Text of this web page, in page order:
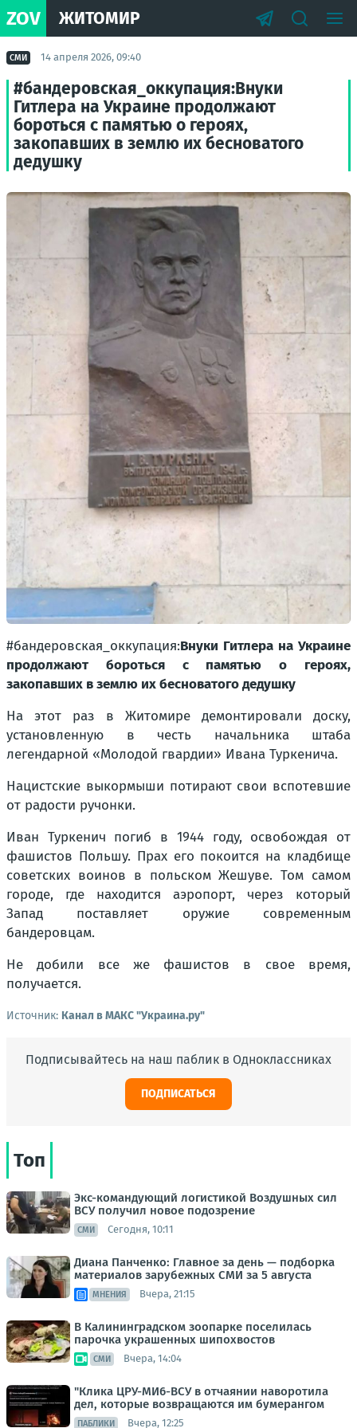
ZOV ЖИТОМИР
СМИ 14 апреля 2026, 09:40
#бандеровская_оккупация:Внуки
Гитлера на Украине продолжают
бороться с памятью о героях,
закопавших в землю их бесноватого
дедушку
#бандеровская_оккупация:Внуки Гитлера на Украине
продолжают бороться с памятью о героях,
закопавших в землю их бесноватого дедушку
На этот раз в Житомире демонтировали доску,
установленную в честь начальника штаба
легендарной «Молодой гвардии» Ивана Туркенича.
Нацистские выкормыши потирают свои вспотевшие
от радости ручонки.
Иван Туркенич погиб в 1944 году, освобождая от
фашистов Польшу. Прах его покоится на кладбище
советских воинов в польском Жешуве. Том самом
городе, где находится аэропорт, через который
Запад поставляет оружие современным
бандеровцам.
Не добили все же фашистов в свое время,
получается.
Источник: Канал в МАКС "Украина.ру"
Подписывайтесь на наш паблик в Одноклассниках
ПОДПИСАТЬСЯ
Топ
Экс-командующий логистикой Воздушных сил
ВСУ получил новое подозрение
СМИ Сегодня, 10:11
Диана Панченко: Главное за день — подборка
материалов зарубежных СМИ за 5 августа
МНЕНИЯ Вчера, 21:15
В Калининградском зоопарке поселилась
парочка украшенных шипохвостов
СМИ Вчера, 14:04
"Клика ЦРУ-МИ6-ВСУ в отчаянии наворотила
дел, которые возвращаются им бумерангом
ПАБЛИКИ Вчера, 12:25